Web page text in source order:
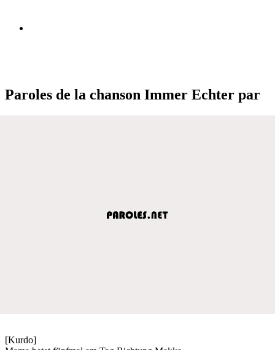
Paroles de la chanson Immer Echter par
[Kurdo]